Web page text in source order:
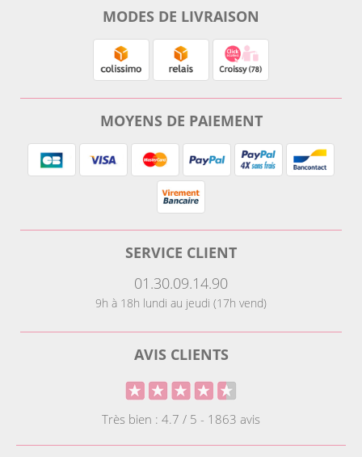
MODES DE LIVRAISON
MOYENS DE PAIEMENT
SERVICE CLIENT
01.30.09.14.90
9h à 18h lundi au jeudi (17h vend)
AVIS CLIENTS
Très bien : 4.7 / 5 - 1863 avis